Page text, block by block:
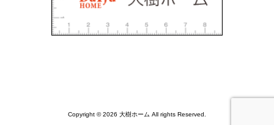
Copyright © 2026 大樹ホーム All rights Reserved.